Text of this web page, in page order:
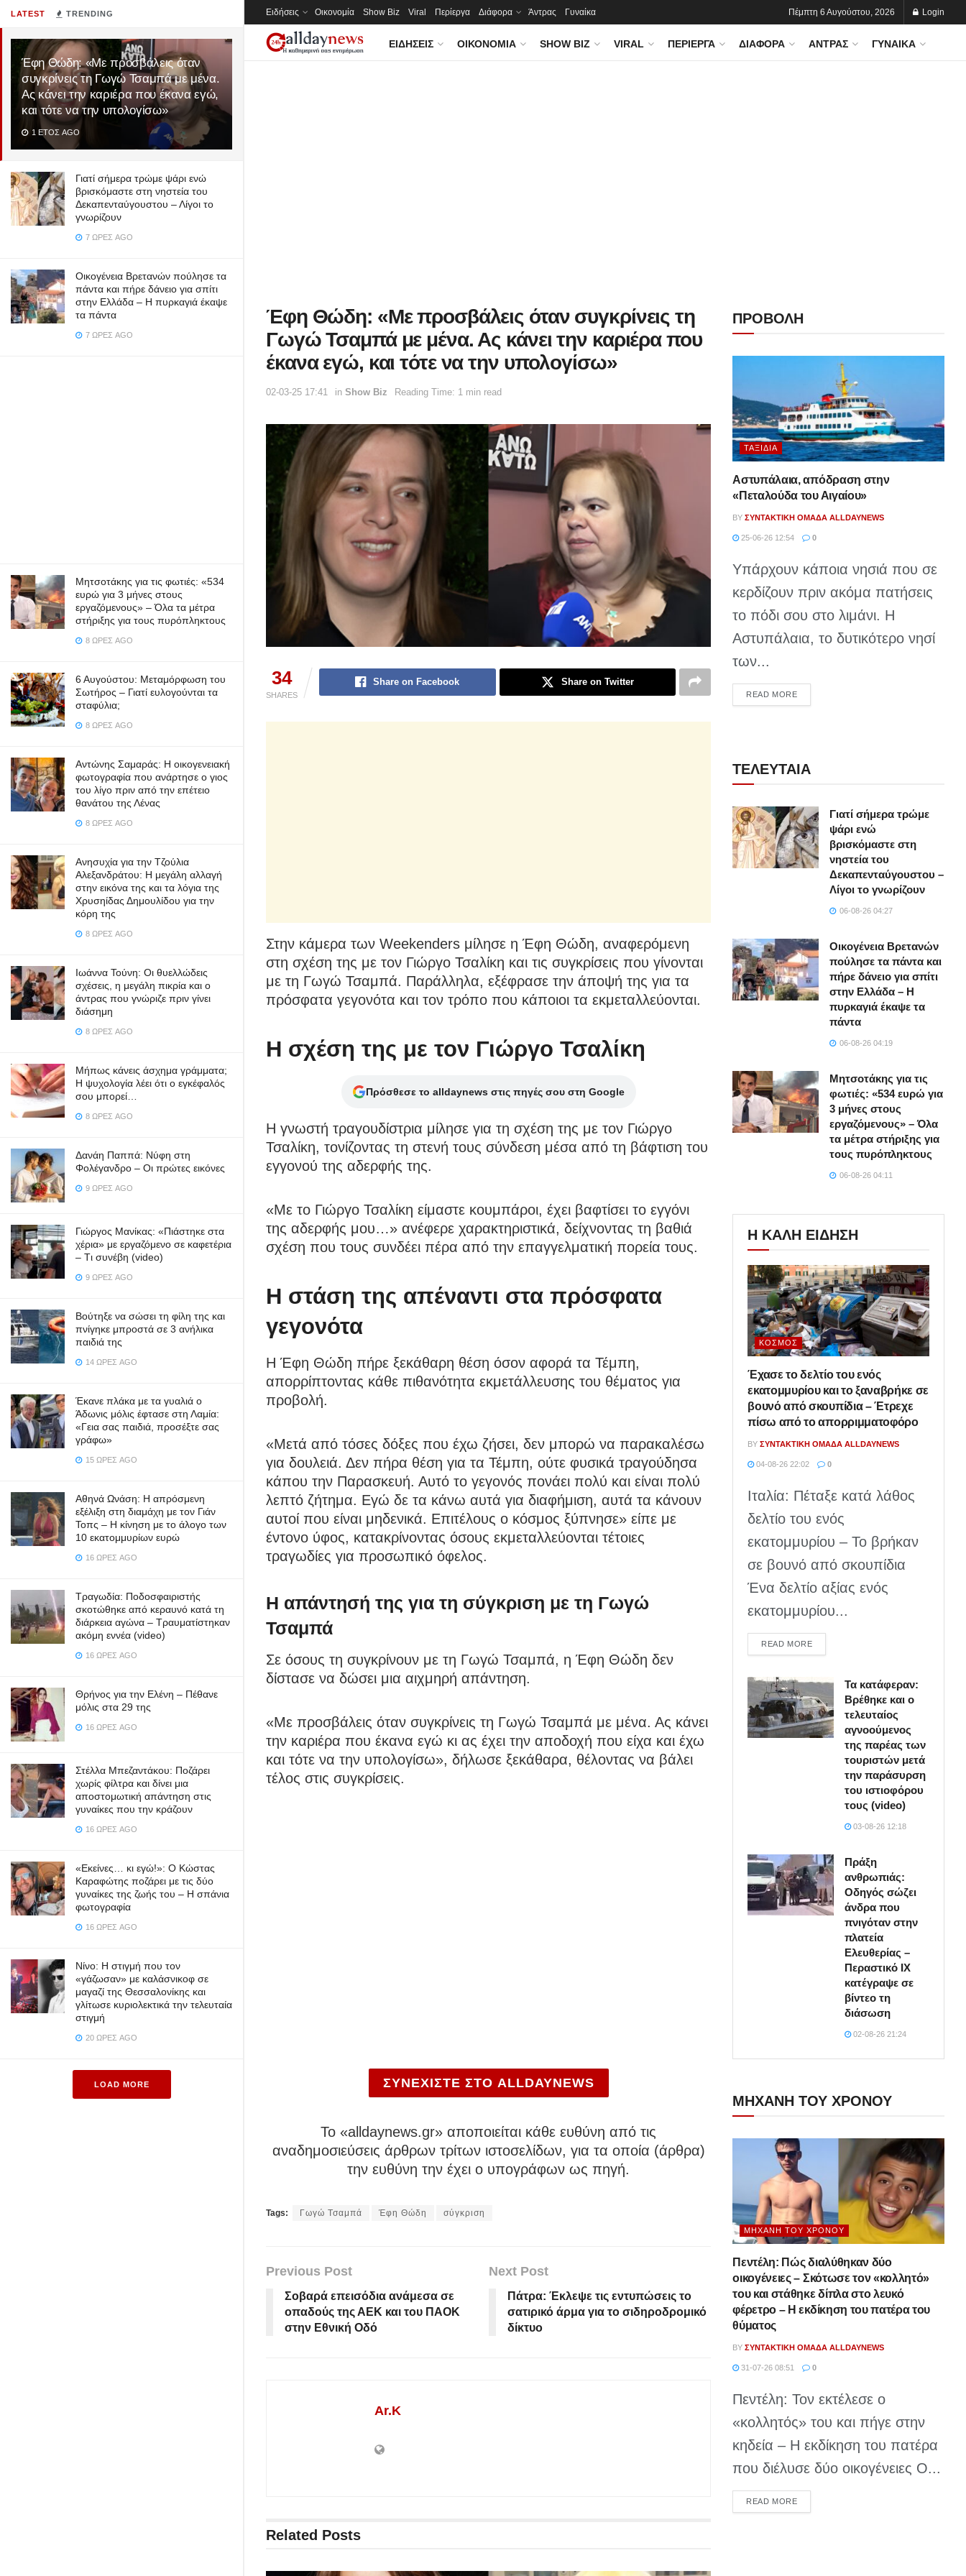
LATEST TRENDING
Έφη Θώδη: «Με προσβάλεις όταν
συγκρίνεις τη Γωγώ Τσαμπά με μένα.
Ας κάνει την καριέρα που έκανα εγώ,
και τότε να την υπολογίσω»
1 ΈΤΟΣ AGO
Γιατί σήμερα τρώμε ψάρι ενώ
βρισκόμαστε στη νηστεία του
Δεκαπενταύγουστου – Λίγοι το
γνωρίζουν
7 ΏΡΕΣ AGO
Οικογένεια Βρετανών πούλησε τα
πάντα και πήρε δάνειο για σπίτι
στην Ελλάδα – Η πυρκαγιά έκαψε
τα πάντα
7 ΏΡΕΣ AGO
Μητσοτάκης για τις φωτιές: «534
ευρώ για 3 μήνες στους
εργαζόμενους» – Όλα τα μέτρα
στήριξης για τους πυρόπληκτους
8 ΏΡΕΣ AGO
6 Αυγούστου: Μεταμόρφωση του
Σωτήρος – Γιατί ευλογούνται τα
σταφύλια;
8 ΏΡΕΣ AGO
Αντώνης Σαμαράς: Η οικογενειακή
φωτογραφία που ανάρτησε ο γιος
του λίγο πριν από την επέτειο
θανάτου της Λένας
8 ΏΡΕΣ AGO
Ανησυχία για την Τζούλια
Αλεξανδράτου: Η μεγάλη αλλαγή
στην εικόνα της και τα λόγια της
Χρυσηίδας Δημουλίδου για την
κόρη της
8 ΏΡΕΣ AGO
Ιωάννα Τούνη: Οι θυελλώδεις
σχέσεις, η μεγάλη πικρία και ο
άντρας που γνώριζε πριν γίνει
διάσημη
8 ΏΡΕΣ AGO
Μήπως κάνεις άσχημα γράμματα;
Η ψυχολογία λέει ότι ο εγκέφαλός
σου μπορεί…
8 ΏΡΕΣ AGO
Δανάη Παππά: Νύφη στη
Φολέγανδρο – Οι πρώτες εικόνες
9 ΏΡΕΣ AGO
Γιώργος Μανίκας: «Πιάστηκε στα
χέρια» με εργαζόμενο σε καφετέρια
– Tι συνέβη (video)
9 ΏΡΕΣ AGO
Βούτηξε να σώσει τη φίλη της και
πνίγηκε μπροστά σε 3 ανήλικα
παιδιά της
14 ΏΡΕΣ AGO
Έκανε πλάκα με τα γυαλιά ο
Άδωνις μόλις έφτασε στη Λαμία:
«Γεια σας παιδιά, προσέξτε σας
γράφω»
15 ΏΡΕΣ AGO
Αθηνά Ωνάση: Η απρόσμενη
εξέλιξη στη διαμάχη με τον Γιάν
Τοπς – Η κίνηση με το άλογο των
10 εκατομμυρίων ευρώ
16 ΏΡΕΣ AGO
Τραγωδία: Ποδοσφαιριστής
σκοτώθηκε από κεραυνό κατά τη
διάρκεια αγώνα – Τραυματίστηκαν
ακόμη εννέα (video)
16 ΏΡΕΣ AGO
Θρήνος για την Ελένη – Πέθανε
μόλις στα 29 της
16 ΏΡΕΣ AGO
Στέλλα Μπεζαντάκου: Ποζάρει
χωρίς φίλτρα και δίνει μια
αποστομωτική απάντηση στις
γυναίκες που την κράζουν
16 ΏΡΕΣ AGO
«Εκείνες… κι εγώ!»: Ο Κώστας
Καραφώτης ποζάρει με τις δύο
γυναίκες της ζωής του – Η σπάνια
φωτογραφία
16 ΏΡΕΣ AGO
Νίνο: Η στιγμή που τον
«γάζωσαν» με καλάσνικοφ σε
μαγαζί της Θεσσαλονίκης και
γλίτωσε κυριολεκτικά την τελευταία
στιγμή
20 ΏΡΕΣ AGO
LOAD MORE
Ειδήσεις Οικονομία Show Biz Viral Περίεργα Διάφορα Άντρας Γυναίκα Πέμπτη 6 Αυγούστου, 2026 Login
ΕΙΔΉΣΕΙΣ ΟΙΚΟΝΟΜΊΑ SHOW BIZ VIRAL ΠΕΡΊΕΡΓΑ ΔΙΆΦΟΡΑ ΆΝΤΡΑΣ ΓΥΝΑΊΚΑ
Έφη Θώδη: «Με προσβάλεις όταν συγκρίνεις τη
Γωγώ Τσαμπά με μένα. Ας κάνει την καριέρα που
έκανα εγώ, και τότε να την υπολογίσω»
02-03-25 17:41 in Show Biz Reading Time: 1 min read
34
SHARES
Share on Facebook Share on Twitter
Στην κάμερα των Weekenders μίλησε η Έφη Θώδη, αναφερόμενη
στη σχέση της με τον Γιώργο Τσαλίκη και τις συγκρίσεις που γίνονται
με τη Γωγώ Τσαμπά. Παράλληλα, εξέφρασε την άποψή της για τα
πρόσφατα γεγονότα και τον τρόπο που κάποιοι τα εκμεταλλεύονται.
Η σχέση της με τον Γιώργο Τσαλίκη
Πρόσθεσε το alldaynews στις πηγές σου στη Google
Η γνωστή τραγουδίστρια μίλησε για τη σχέση της με τον Γιώργο
Τσαλίκη, τονίζοντας τη στενή τους σύνδεση μέσα από τη βάφτιση του
εγγονού της αδερφής της.
«Με το Γιώργο Τσαλίκη είμαστε κουμπάροι, έχει βαφτίσει το εγγόνι
της αδερφής μου…» ανέφερε χαρακτηριστικά, δείχνοντας τη βαθιά
σχέση που τους συνδέει πέρα από την επαγγελματική πορεία τους.
Η στάση της απέναντι στα πρόσφατα
γεγονότα
Η Έφη Θώδη πήρε ξεκάθαρη θέση όσον αφορά τα Τέμπη,
απορρίπτοντας κάθε πιθανότητα εκμετάλλευσης του θέματος για
προβολή.
«Μετά από τόσες δόξες που έχω ζήσει, δεν μπορώ να παρακαλέσω
για δουλειά. Δεν πήρα θέση για τα Τέμπη, ούτε φυσικά τραγούδησα
κάπου την Παρασκευή. Αυτό το γεγονός πονάει πολύ και είναι πολύ
λεπτό ζήτημα. Εγώ δε τα κάνω αυτά για διαφήμιση, αυτά τα κάνουν
αυτοί που είναι μηδενικά. Επιτέλους ο κόσμος ξύπνησε» είπε με
έντονο ύφος, κατακρίνοντας όσους εκμεταλλεύονται τέτοιες
τραγωδίες για προσωπικό όφελος.
Η απάντησή της για τη σύγκριση με τη Γωγώ
Τσαμπά
Σε όσους τη συγκρίνουν με τη Γωγώ Τσαμπά, η Έφη Θώδη δεν
δίστασε να δώσει μια αιχμηρή απάντηση.
«Με προσβάλεις όταν συγκρίνεις τη Γωγώ Τσαμπά με μένα. Ας κάνει
την καριέρα που έκανα εγώ κι ας έχει την αποδοχή που είχα και έχω
και τότε να την υπολογίσω», δήλωσε ξεκάθαρα, θέλοντας να βάλει
τέλος στις συγκρίσεις.
ΣΥΝΕΧΙΣΤΕ ΣΤΟ ALLDAYNEWS
To «alldaynews.gr» αποποιείται κάθε ευθύνη από τις
αναδημοσιεύσεις άρθρων τρίτων ιστοσελίδων, για τα οποία (άρθρα)
την ευθύνη την έχει ο υπογράφων ως πηγή.
Tags: Γωγώ Τσαμπά Έφη Θώδη σύγκριση
Previous Post
Σοβαρά επεισόδια ανάμεσα σε
οπαδούς της ΑΕΚ και του ΠΑΟΚ
στην Εθνική Οδό
Next Post
Πάτρα: Έκλεψε τις εντυπώσεις το
σατιρικό άρμα για το σιδηροδρομικό
δίκτυο
Ar.K
Related Posts
ΠΡΟΒΟΛΗ
ΤΑΞΊΔΙΑ
Αστυπάλαια, απόδραση στην
«Πεταλούδα του Αιγαίου»
BY ΣΥΝΤΑΚΤΙΚΉ ΟΜΆΔΑ ALLDAYNEWS
25-06-26 12:54 0
Υπάρχουν κάποια νησιά που σε
κερδίζουν πριν ακόμα πατήσεις
το πόδι σου στο λιμάνι. Η
Αστυπάλαια, το δυτικότερο νησί
των...
READ MOREDETAILS
ΤΕΛΕΥΤΑΙΑ
Γιατί σήμερα τρώμε
ψάρι ενώ
βρισκόμαστε στη
νηστεία του
Δεκαπενταύγουστου –
Λίγοι το γνωρίζουν
06-08-26 04:27
Οικογένεια Βρετανών
πούλησε τα πάντα και
πήρε δάνειο για σπίτι
στην Ελλάδα – Η
πυρκαγιά έκαψε τα
πάντα
06-08-26 04:19
Μητσοτάκης για τις
φωτιές: «534 ευρώ για
3 μήνες στους
εργαζόμενους» – Όλα
τα μέτρα στήριξης για
τους πυρόπληκτους
06-08-26 04:11
Η ΚΑΛΗ ΕΙΔΗΣΗ
ΚΌΣΜΟΣ
Έχασε το δελτίο του ενός
εκατομμυρίου και το ξαναβρήκε σε
βουνό από σκουπίδια – Έτρεχε
πίσω από το απορριμματοφόρο
BY ΣΥΝΤΑΚΤΙΚΉ ΟΜΆΔΑ ALLDAYNEWS
04-08-26 22:02 0
Ιταλία: Πέταξε κατά λάθος
δελτίο του ενός
εκατομμυρίου – Το βρήκαν
σε βουνό από σκουπίδια
Ένα δελτίο αξίας ενός
εκατομμυρίου...
READ MOREDETAILS
Τα κατάφεραν:
Βρέθηκε και ο
τελευταίος
αγνοούμενος
της παρέας των
τουριστών μετά
την παράσυρση
του ιστιοφόρου
τους (video)
03-08-26 12:18
Πράξη
ανθρωπιάς:
Οδηγός σώζει
άνδρα που
πνιγόταν στην
πλατεία
Ελευθερίας –
Περαστικό ΙΧ
κατέγραψε σε
βίντεο τη
διάσωση
02-08-26 21:24
ΜΗΧΑΝΗ ΤΟΥ ΧΡΟΝΟΥ
ΜΗΧΑΝΉ ΤΟΥ ΧΡΌΝΟΥ
Πεντέλη: Πώς διαλύθηκαν δύο
οικογένειες – Σκότωσε τον «κολλητό»
του και στάθηκε δίπλα στο λευκό
φέρετρο – Η εκδίκηση του πατέρα του
θύματος
BY ΣΥΝΤΑΚΤΙΚΉ ΟΜΆΔΑ ALLDAYNEWS
31-07-26 08:51 0
Πεντέλη: Τον εκτέλεσε ο
«κολλητός» του και πήγε στην
κηδεία – Η εκδίκηση του πατέρα
που διέλυσε δύο οικογένειες Ο...
READ MOREDETAILS